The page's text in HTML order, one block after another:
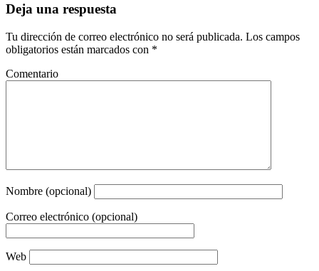
Deja una respuesta
Tu dirección de correo electrónico no será publicada. Los campos
obligatorios están marcados con *
Comentario
Nombre (opcional)
Correo electrónico (opcional)
Web